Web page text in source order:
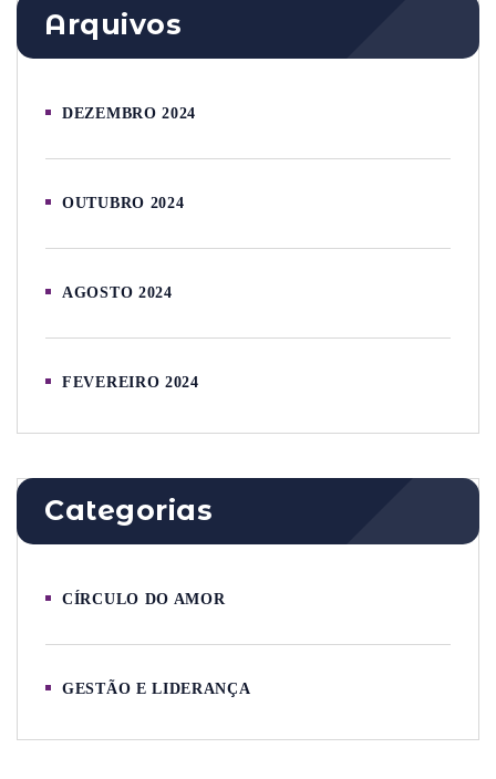
Arquivos
DEZEMBRO 2024
OUTUBRO 2024
AGOSTO 2024
FEVEREIRO 2024
Categorias
CÍRCULO DO AMOR
GESTÃO E LIDERANÇA